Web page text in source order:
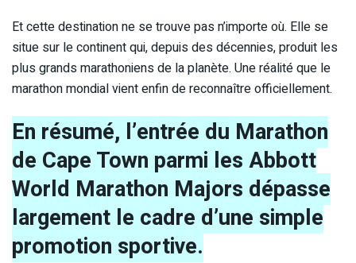
Et cette destination ne se trouve pas n’importe où. Elle se
situe sur le continent qui, depuis des décennies, produit les
plus grands marathoniens de la planète. Une réalité que le
marathon mondial vient enfin de reconnaître officiellement.
En résumé, l’entrée du Marathon
de Cape Town parmi les Abbott
World Marathon Majors dépasse
largement le cadre d’une simple
promotion sportive.